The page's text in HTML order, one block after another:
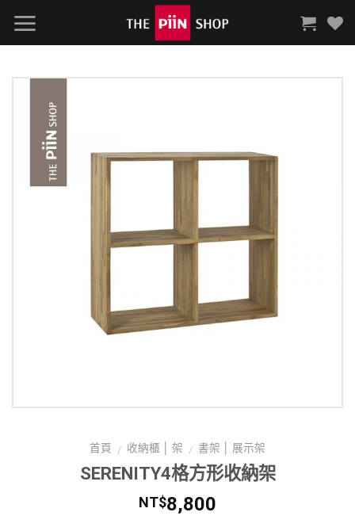
首頁 / 收納櫃 │ 架 / 書架 │ 展示架
SERENITY4格方形收納架
NT$8,800